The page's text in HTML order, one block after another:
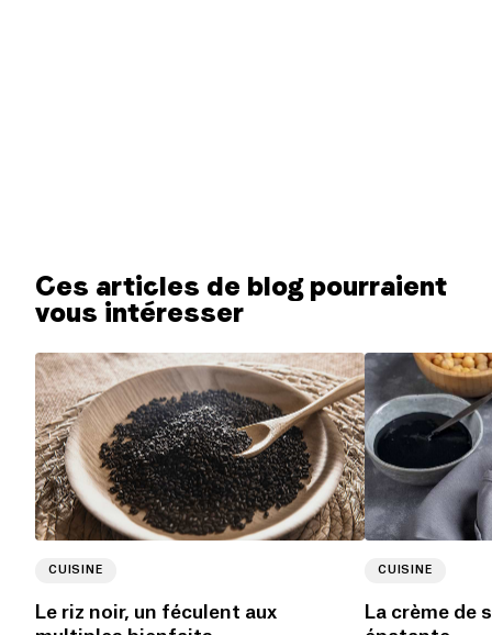
Ces articles de blog pourraient
vous intéresser
CUISINE
Le riz noir, un féculent aux
CUISINE
La crème de